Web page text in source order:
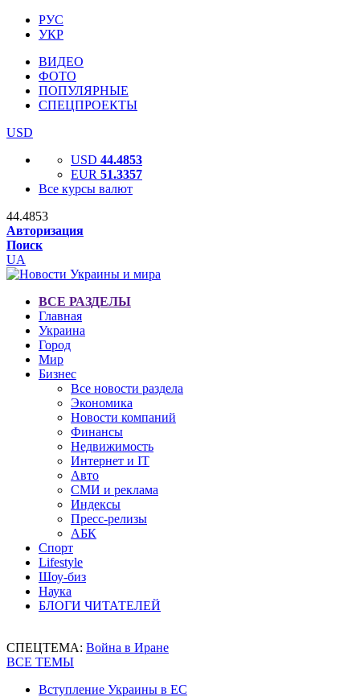
РУС
УКР
ВИДЕО
ФОТО
ПОПУЛЯРНЫЕ
СПЕЦПРОЕКТЫ
USD
USD 44.4853
EUR 51.3357
Все курсы валют
44.4853
Авторизация
Поиск
UA
ВСЕ РАЗДЕЛЫ
Главная
Украина
Город
Мир
Бизнес
Все новости раздела
Экономика
Новости компаний
Финансы
Недвижимость
Интернет и IT
Авто
СМИ и реклама
Индексы
Пресс-релизы
АБК
Спорт
Lifestyle
Шоу-биз
Наука
БЛОГИ ЧИТАТЕЛЕЙ
СПЕЦТЕМА: Война в Иране
ВСЕ ТЕМЫ
Вступление Украины в ЕС